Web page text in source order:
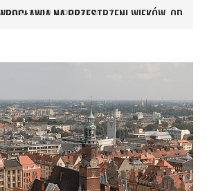
NA PRZESTRZENI WIEKÓW. OD
WIEJSKA DOLNEGO ŚLĄSKA